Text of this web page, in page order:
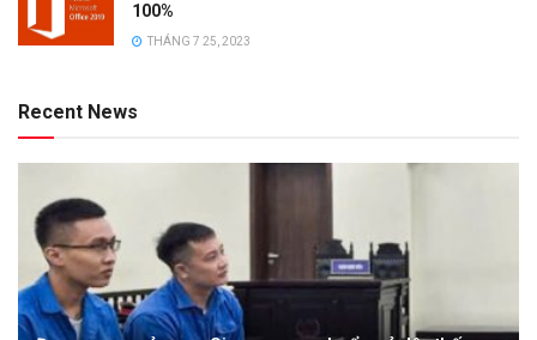
100%
THÁNG 7 25, 2023
Recent News